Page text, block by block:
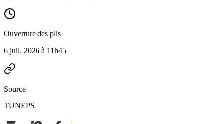
Ouverture des plis
6 juil. 2026 à 11h45
Source
TUNEPS